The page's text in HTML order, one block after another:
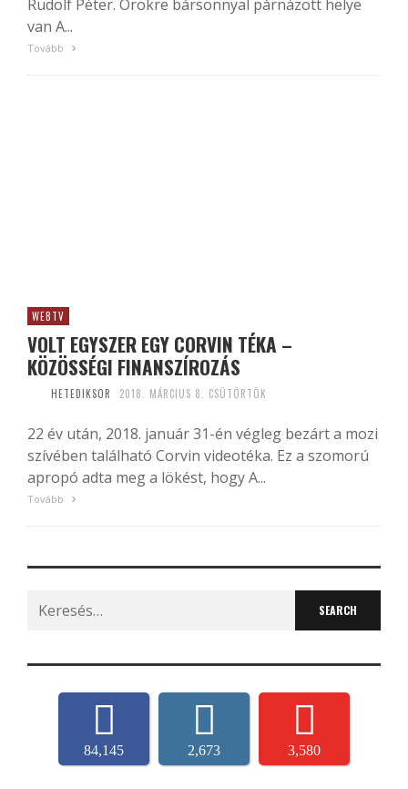
Rudolf Péter. Örökre bársonnyal párnázott helye
van A...
Tovább
WEBTV
VOLT EGYSZER EGY CORVIN TÉKA –
KÖZÖSSÉGI FINANSZÍROZÁS
HETEDIKSOR 2018. MÁRCIUS 8. CSÜTÖRTÖK
22 év után, 2018. január 31-én végleg bezárt a mozi
szívében található Corvin videotéka. Ez a szomorú
apropó adta meg a lökést, hogy A...
Tovább
Search
for:
84,145 2,673 3,580